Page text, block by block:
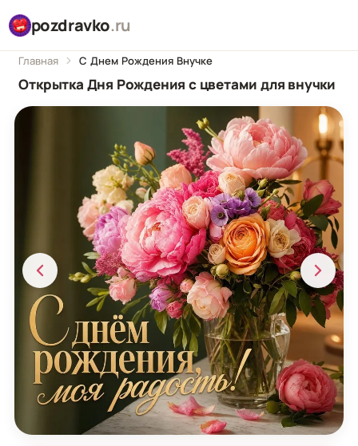
pozdravko.ru
Главная С Днем Рождения Внучке
Открытка Дня Рождения с цветами для внучки